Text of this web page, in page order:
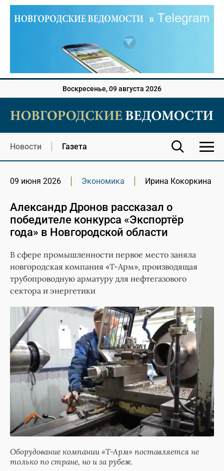
Воскресенье, 09 августа 2026
Новости Газета
09 июня 2026 Экономика Ирина Кокоркина
Александр Дронов рассказал о
победителе конкурса «Экспортёр
года» в Новгородской области
В сфере промышленности первое место заняла
новгородская компания «Т-Арм», производящая
трубопроводную арматуру для нефтегазового
сектора и энергетики
Оборудование компании «Т-Арм» поставляется не
только по стране, но и за рубеж.